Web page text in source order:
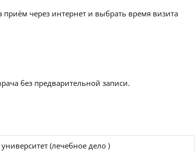
через интернет и выбрать время визита
без предварительной записи.
(лечебное дело )